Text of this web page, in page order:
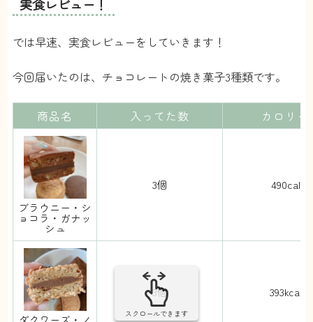
実食レビュー！
では早速、実食レビューをしていきます！
今回届いたのは、チョコレートの焼き菓子3種類です。
商品名 入ってた数 カロリー
ブラウニー・シ
ョコラ・ガナッ
シュ
3個 490cal
3個 393kcal
スクロールできます